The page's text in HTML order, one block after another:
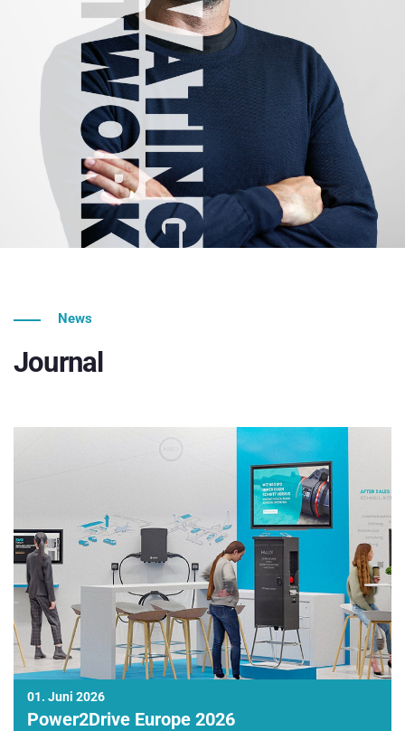
News
Journal
01. Juni 2026
Power2Drive Europe 2026